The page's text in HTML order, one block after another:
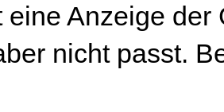
eine Anzeige der
nicht passt.